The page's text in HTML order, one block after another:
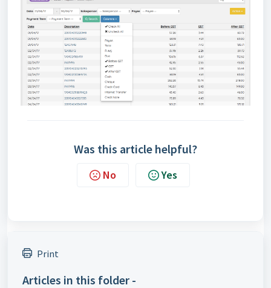
Was this article helpful?
No Yes
Print
Articles in this folder -